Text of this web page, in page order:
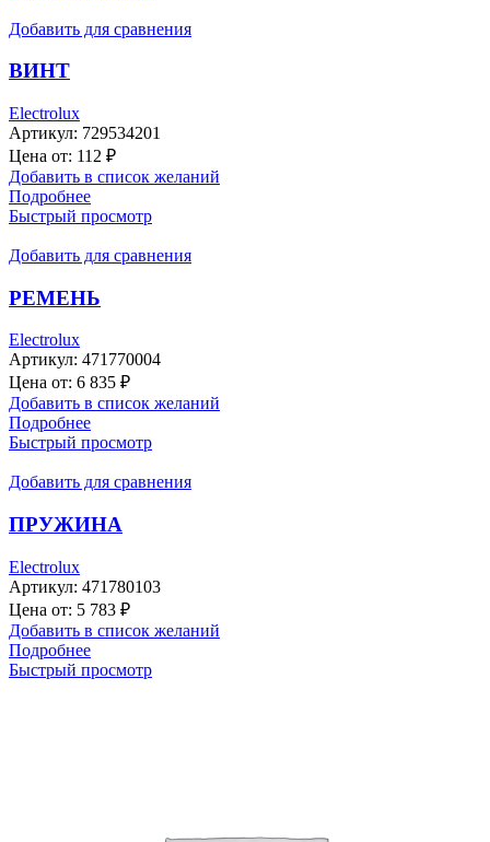
Добавить для сравнения
ВИНТ
Electrolux
Артикул: 729534201
Цена от: 112 ₽
Добавить в список желаний
Подробнее
Быстрый просмотр
Добавить для сравнения
РЕМЕНЬ
Electrolux
Артикул: 471770004
Цена от: 6 835 ₽
Добавить в список желаний
Подробнее
Быстрый просмотр
Добавить для сравнения
ПРУЖИНА
Electrolux
Артикул: 471780103
Цена от: 5 783 ₽
Добавить в список желаний
Подробнее
Быстрый просмотр